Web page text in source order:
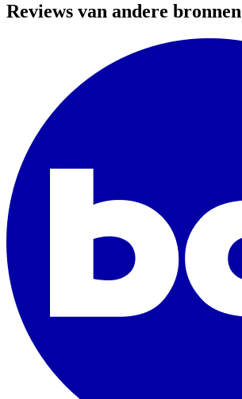
Reviews van andere bronnen